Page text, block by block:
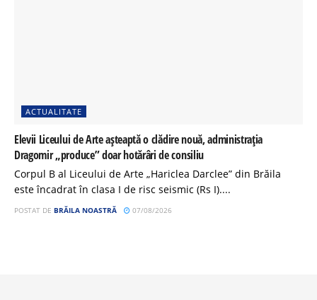
ACTUALITATE
Elevii Liceului de Arte așteaptă o clădire nouă, administrația
Dragomir „produce” doar hotărâri de consiliu
Corpul B al Liceului de Arte „Hariclea Darclee” din Brăila
este încadrat în clasa I de risc seismic (Rs I)....
POSTAT DE BRĂILA NOASTRĂ 07/08/2026